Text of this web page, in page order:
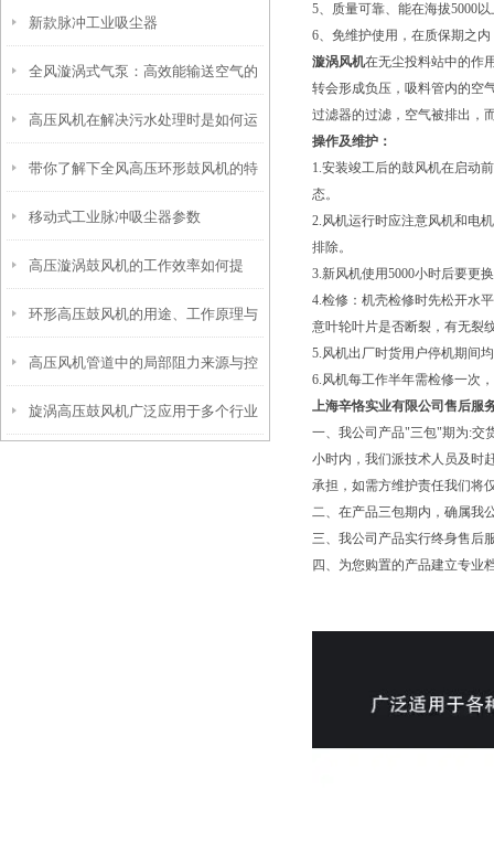
的“动力之源”
新款脉冲工业吸尘器
全风漩涡式气泵：高效能输送空气的
利器
高压风机在解决污水处理时是如何运
作
带你了解下全风高压环形鼓风机的特
点和使用
移动式工业脉冲吸尘器参数
高压漩涡鼓风机的工作效率如何提
高？
环形高压鼓风机的用途、工作原理与
使用注意事项
高压风机管道中的局部阻力来源与控
制
旋涡高压鼓风机广泛应用于多个行业
5、质量可靠、能在海拔5000
6、免维护使用，在质保期之
漩涡风机在无尘投料站中的作
转会形成负压，吸料管内的空
过滤器的过滤，空气被排出，
操作及维护：
1.安装竣工后的鼓风机在启动
态。
2.风机运行时应注意风机和电
排除。
3.新风机使用5000小时后要更
4.检修：机壳检修时先松开水
意叶轮叶片是否断裂，有无裂
5.风机出厂时货用户停机期间
6.风机每工作半年需检修一次
上海辛恪实业有限公司售后服
一、我公司产品"三包"期为:交
小时内，我们派技术人员及时
承担，如需方维护责任我们将
二、在产品三包期内，确属我
三、我公司产品实行终身售后
四、为您购置的产品建立专业